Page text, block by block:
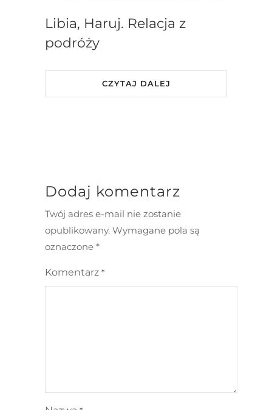
Libia, Haruj. Relacja z
podróży
CZYTAJ DALEJ
Dodaj komentarz
Twój adres e-mail nie zostanie
opublikowany. Wymagane pola są
oznaczone *
Komentarz *